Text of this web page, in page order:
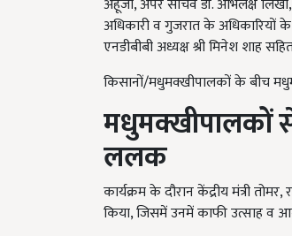
अहूजा, अपर सचिव डॉ. अभिलक्ष
अधिकारी व गुजरात के
एनडीबीबी अध्यक्ष श्री मिनेश शाह
किसानों/मधुमक्खीपालकों के बीच
मधुमक्खीपालकों
ललक
कार्यक्रम के दौरान केंद्रीय मंत्री
किया, जिसमें उनमें काफी उत्साह व